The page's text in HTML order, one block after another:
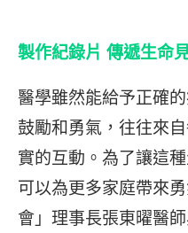
製作紀錄片 傳遞生命
醫學雖然能給予正確
鼓勵和勇氣，往往來
實的互動。為了讓這
可以為更多家庭帶來
會」理事長張東曜醫